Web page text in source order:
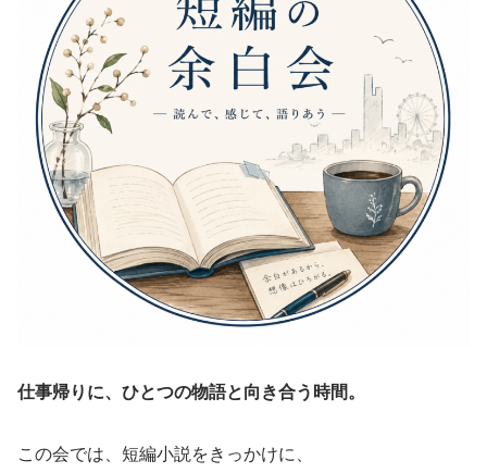
仕事帰りに、ひとつの物語と向き合う時間。
この会では、短編小説をきっかけに、